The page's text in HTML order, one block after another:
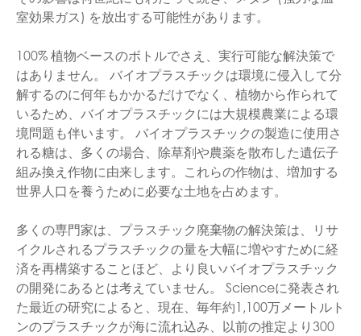
室効果ガス) を放出する可能性があります。
100% 植物ベースのボトルでさえ、実行可能な解決策で
はありません。 バイオプラスチックは環境に侵入して分
解するのに何年もかかるだけでなく、植物から作られて
いるため、バイオプラスチックには大規模農業による環
境問題も伴います。 バイオプラスチックの製造に使用さ
れる糖は、多くの場合、除草剤や農薬を散布した遺伝子
組み換え作物に由来します。これらの作物は、増加する
世界人口を養うために必要な土地を占めます。
多くの専門家は、プラスチック廃棄物の解決策は、リサ
イクルされるプラスチックの量を大幅に増やすために経
済を再構築することほど、より良いバイオプラスチック
の開発にあるとは考えていません。 Scienceに発表され
た最近の研究によると、現在、毎年約1,100万メートルト
ンのプラスチックが海に流れ込み、以前の推定より300